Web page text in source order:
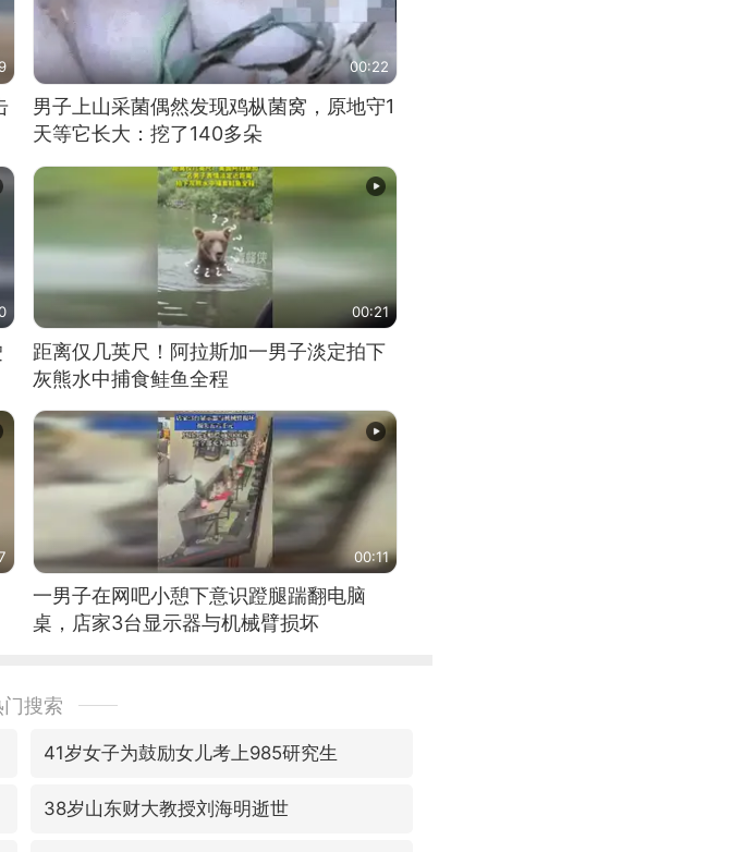
00:22
男子上山采菌偶然发现鸡枞菌窝，原地守1
天等它长大：挖了140多朵
00:21
距离仅几英尺！阿拉斯加一男子淡定拍下
灰熊水中捕食鲑鱼全程
00:11
一男子在网吧小憩下意识蹬腿踹翻电脑
桌，店家3台显示器与机械臂损坏
门搜索
41岁女子为鼓励女儿考上985研究生
38岁山东财大教授刘海明逝世